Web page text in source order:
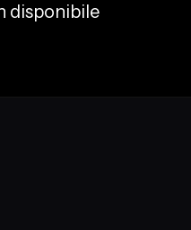
disponibile